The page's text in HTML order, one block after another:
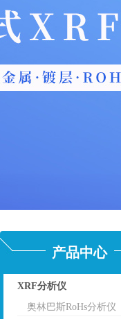
产品中心
XRF分析仪
点击
奥林巴斯RoHs分析仪